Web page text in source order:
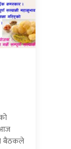
बैठकले